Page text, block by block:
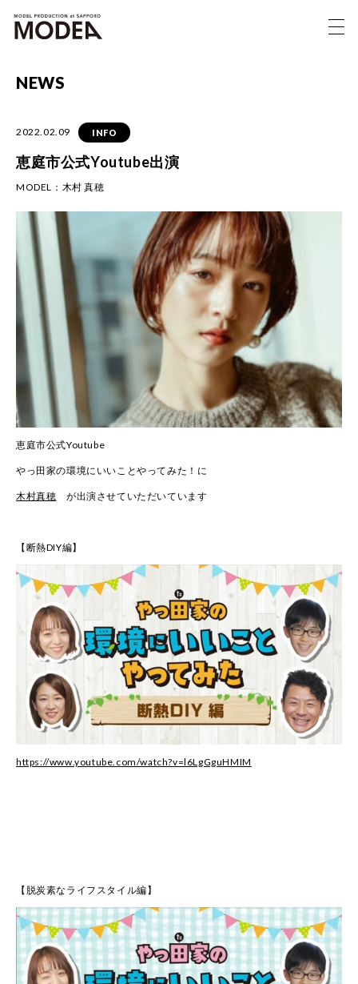
NEWS
2022.02.09 INFO
恵庭市公式Youtube出演
MODEL： 木村 真穂
恵庭市公式Youtube
やっ田家の環境にいいことやってみた！に
木村真穂 が出演させていただいています
【断熱DIY編】
https://www.youtube.com/watch?v=l6LgGguHMIM
【脱炭素なライフスタイル編】